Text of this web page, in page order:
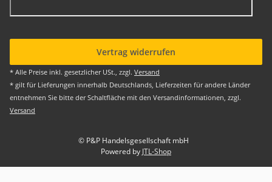
Vertrag widerrufen
* Alle Preise inkl. gesetzlicher USt., zzgl. Versand
* gilt für Lieferungen innerhalb Deutschlands, Lieferzeiten für andere Länder
entnehmen Sie bitte der Schaltfläche mit den Versandinformationen, zzgl.
Versand
© P&P Handelsgesellschaft mbH
Powered by JTL-Shop